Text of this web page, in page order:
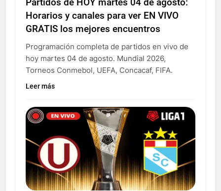
Partidos de HOY martes 04 de agosto:
Horarios y canales para ver EN VIVO
GRATIS los mejores encuentros
Programación completa de partidos en vivo de
hoy martes 04 de agosto. Mundial 2026,
Torneos Conmebol, UEFA, Concacaf, FIFA.
Leer más